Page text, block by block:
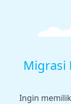
Migrasi
Ingin